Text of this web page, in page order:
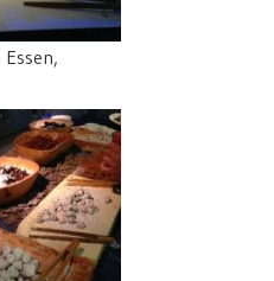
Essen,